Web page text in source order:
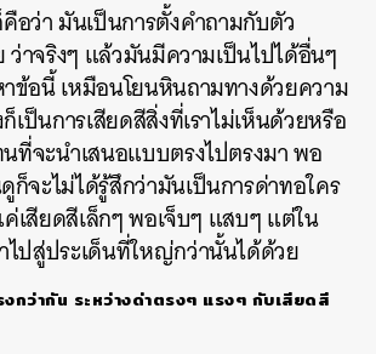
อว่า มันเป็นการตั้งคำถามกับตัว
าจริงๆ แล้วมันมีความเป็นไปได้อื่นๆ
อนี้ เหมือนโยนหินถามทางด้วยความ
เป็นการเสียดสีสิ่งที่เราไม่เห็นด้วยหรือ
ที่จะนำเสนอแบบตรงไปตรงมา พอ
จะไม่ได้รู้สึกว่ามันเป็นการด่าทอใคร
ค่เสียดสีเล็กๆ พอเจ็บๆ แสบๆ แต่ใน
ปสู่ประเด็นที่ใหญ่กว่านั้นได้ด้วย
กว่ากัน ระหว่างด่าตรงๆ แรงๆ กับเสียดสี